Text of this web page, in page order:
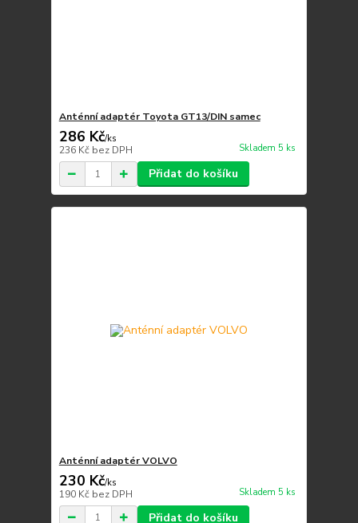
Anténní adaptér Toyota GT13/DIN samec
286 Kč/ks
236 Kč bez DPH Skladem 5 ks
Přidat do košíku
Anténní adaptér VOLVO
230 Kč/ks
190 Kč bez DPH Skladem 5 ks
Přidat do košíku